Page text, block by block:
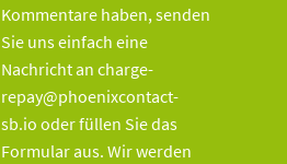
Kommentare haben, senden
Sie uns einfach eine
Nachricht an charge-
repay@phoenixcontact-
sb.io oder füllen Sie das
Formular aus. Wir werden